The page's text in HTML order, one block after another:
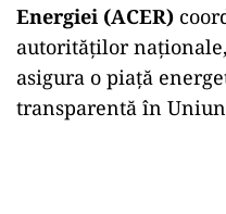
Energiei (ACER)
autorităților
asigura o piață
transparentă în